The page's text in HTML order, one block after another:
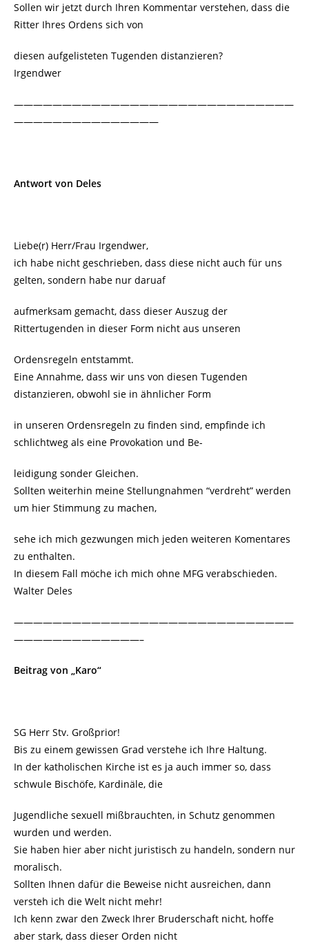
Sollen wir jetzt durch Ihren Kommentar verstehen, dass die
Ritter Ihres Ordens sich von
diesen aufgelisteten Tugenden distanzieren?
Irgendwer
—————————————————————————————
———————————————
Antwort von Deles
Liebe(r) Herr/Frau Irgendwer,
ich habe nicht geschrieben, dass diese nicht auch für uns
gelten, sondern habe nur daruaf
aufmerksam gemacht, dass dieser Auszug der
Rittertugenden in dieser Form nicht aus unseren
Ordensregeln entstammt.
Eine Annahme, dass wir uns von diesen Tugenden
distanzieren, obwohl sie in ähnlicher Form
in unseren Ordensregeln zu finden sind, empfinde ich
schlichtweg als eine Provokation und Be-
leidigung sonder Gleichen.
Sollten weiterhin meine Stellungnahmen “verdreht” werden
um hier Stimmung zu machen,
sehe ich mich gezwungen mich jeden weiteren Komentares
zu enthalten.
In diesem Fall möche ich mich ohne MFG verabschieden.
Walter Deles
—————————————————————————————
—————————————–
Beitrag von „Karo“
SG Herr Stv. Großprior!
Bis zu einem gewissen Grad verstehe ich Ihre Haltung.
In der katholischen Kirche ist es ja auch immer so, dass
schwule Bischöfe, Kardinäle, die
Jugendliche sexuell mißbrauchten, in Schutz genommen
wurden und werden.
Sie haben hier aber nicht juristisch zu handeln, sondern nur
moralisch.
Sollten Ihnen dafür die Beweise nicht ausreichen, dann
versteh ich die Welt nicht mehr!
Ich kenn zwar den Zweck Ihrer Bruderschaft nicht, hoffe
aber stark, dass dieser Orden nicht